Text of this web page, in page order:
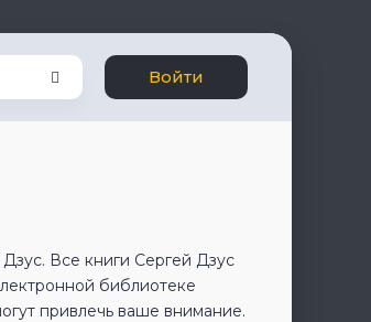
Войти
Все книги Сергей Дзус
библиотеке
привлечь ваше внимание.